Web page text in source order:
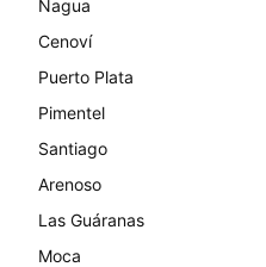
Nagua
Cenoví
Puerto Plata
Pimentel
Santiago
Arenoso
Las Guáranas
Moca